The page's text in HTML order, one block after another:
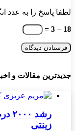
لطفا پاسخ را به عدد
18 − 3 =
جدیدترین مقالات و
زینتی